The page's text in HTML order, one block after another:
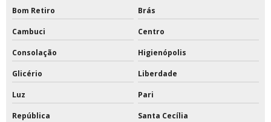
Rede de tênis preço
Rede de tênis profissional
Rede para trave de futsal
Redes de proteção para quadras esportivas
Bom Retiro Brás
Cambuci Centro
Consolação Higienópolis
Glicério Liberdade
Luz Pari
República Santa Cecília